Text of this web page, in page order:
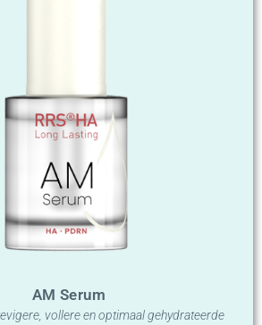
AM Serum
vollere en optimaal gehydrateerde